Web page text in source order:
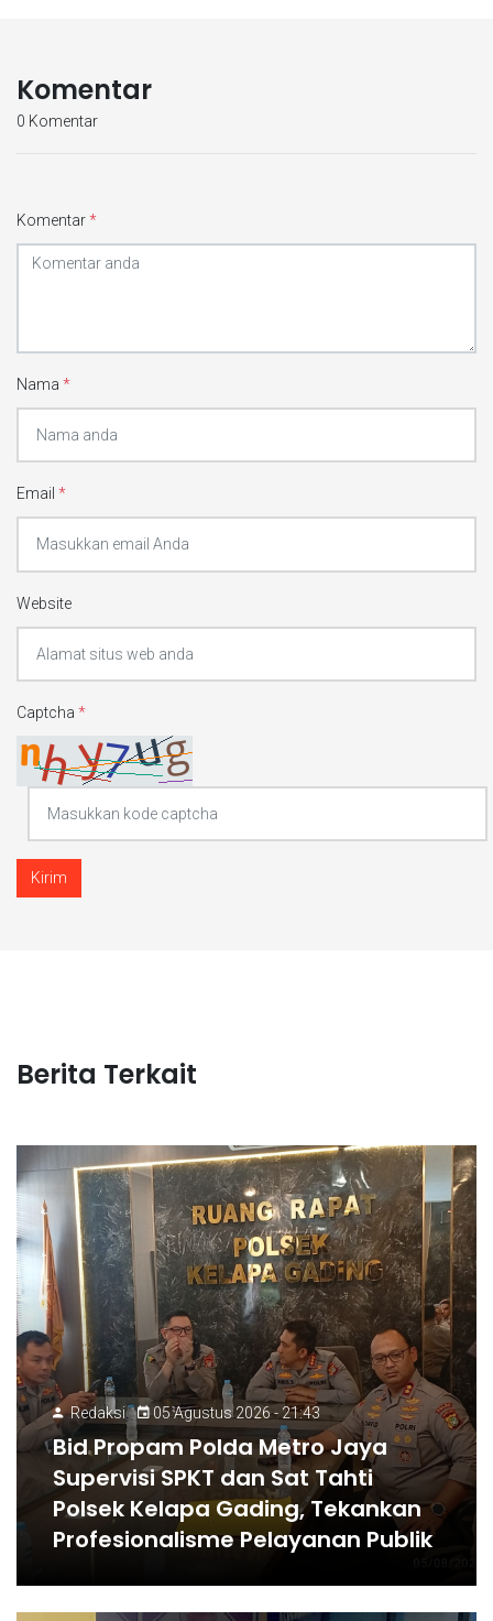
Komentar
0 Komentar
Komentar*
Nama *
Email *
Website
Captcha *
Kirim
Berita Terkait
Redaksi 05 Agustus 2026 - 21:43
Bid Propam Polda Metro Jaya
Supervisi SPKT dan Sat Tahti
Polsek Kelapa Gading, Tekankan
Profesionalisme Pelayanan Publik